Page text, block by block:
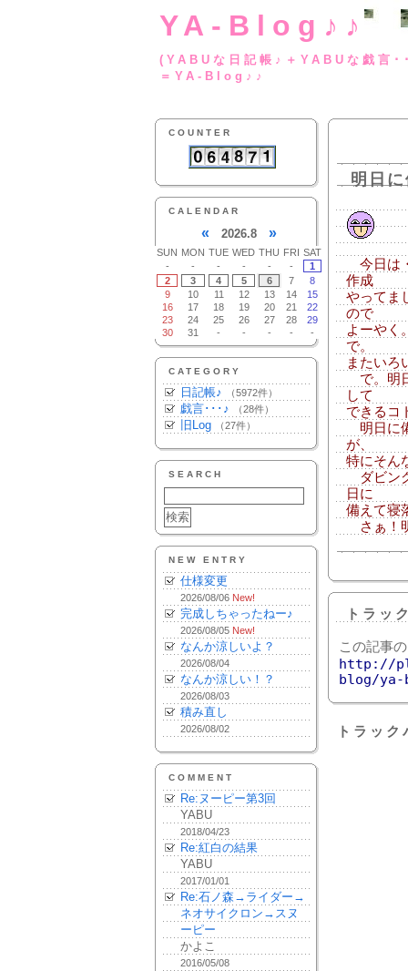
YA-Blog♪♪
(YABUな日記帳♪
＝YA-Blog♪♪
COUNTER
CALENDAR
« 2026.8 »
SUN MON TUE WED THU FRI SAT
-
- - - - -
1
2
3 4 5 6 7
8
9
10 11 12 13 14
15
16
17 18 19 20 21
22
23
24 25 26 27 28
29
30
31 - - - - -
CATEGORY
日記帳♪ （5972件）
戯言･･･♪ （28件）
旧Log （27件）
SEARCH
NEW ENTRY
仕様変更
2026/08/06 New!
完成しちゃったねー♪
2026/08/05 New!
なんか涼しいよ？
2026/08/04
なんか涼しい！？
2026/08/03
積み直し
2026/08/02
COMMENT
Re:ヌーピー第3回
YABU
2018/04/23
Re:紅白の結果
YABU
2017/01/01
Re:石ノ森→ライダー→
ネオサイクロン→スヌ
ーピー
かよこ
2016/05/08
明日
今日は
作成
やってま
ので
よーやく
で。
またいろ
で。明
して
できるコ
明日に
が、
特にそん
ダビン
日に
備えて寝
さぁ！
トラッ
この記事
http://
blog/ya-
トラッ